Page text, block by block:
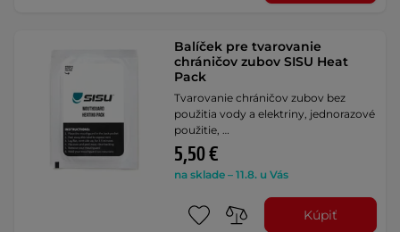
Balíček pre tvarovanie
chráničov zubov SISU Heat
Pack
Tvarovanie chráničov zubov bez
použitia vody a elektriny, jednorazové
použitie, …
5,50 €
na sklade – 11.8. u Vás
Kúpiť